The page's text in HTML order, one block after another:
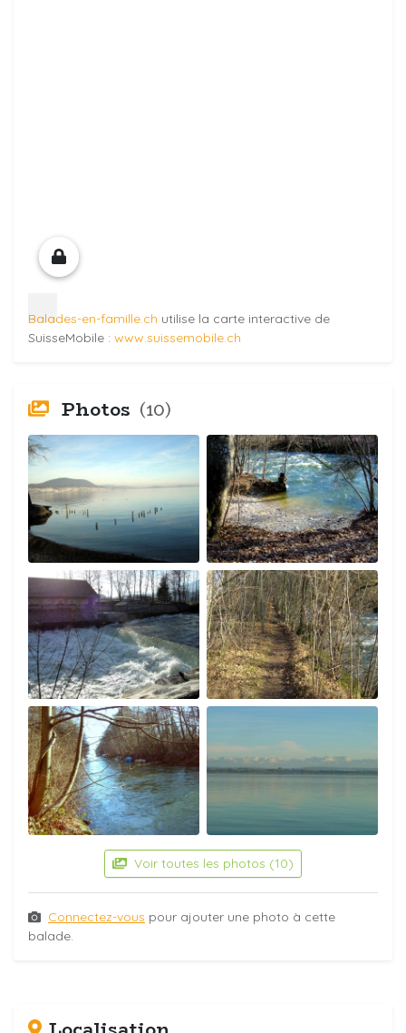
Balades-en-famille.ch utilise la carte interactive de
SuisseMobile : www.suissemobile.ch
Photos (10)
Voir toutes les photos (10)
Connectez-vous pour ajouter une photo à cette
balade.